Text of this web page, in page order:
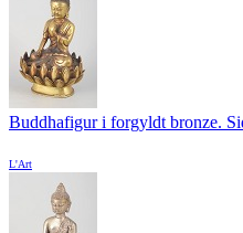
Buddhafigur i forgyldt bronze.
L'Art